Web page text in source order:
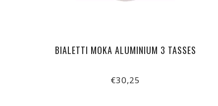
BIALETTI MOKA ALUMINIUM 3 TASSES
€30,25